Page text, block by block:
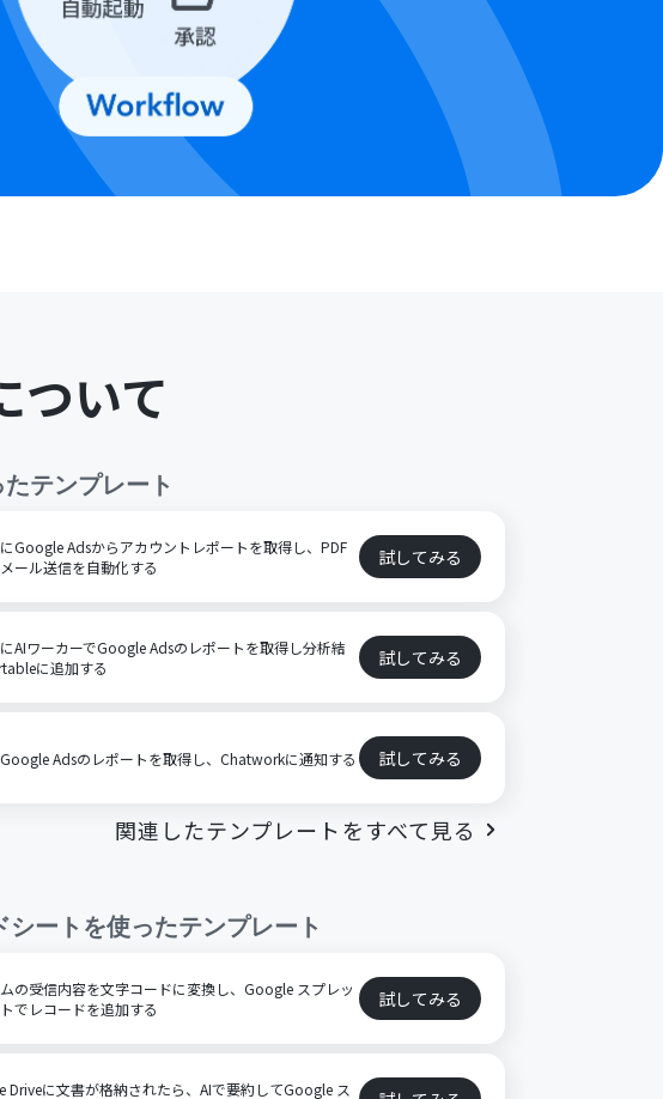
ついて
テンプレート
Google Adsからアカウントレポートを取得し、PDF
ール送信を自動化する
試してみる
AIワーカーでGoogle Adsのレポートを取得し分析結
に追加する
試してみる
Adsのレポートを取得し、Chatworkに通知する 試してみる
関連したテンプレートをすべて見る
シート を使ったテンプレート
の受信内容を文字コードに変換し、Google スプレッ
でレコードを追加する
試してみる
Driveに文書が格納されたら、AIで要約してGoogle ス